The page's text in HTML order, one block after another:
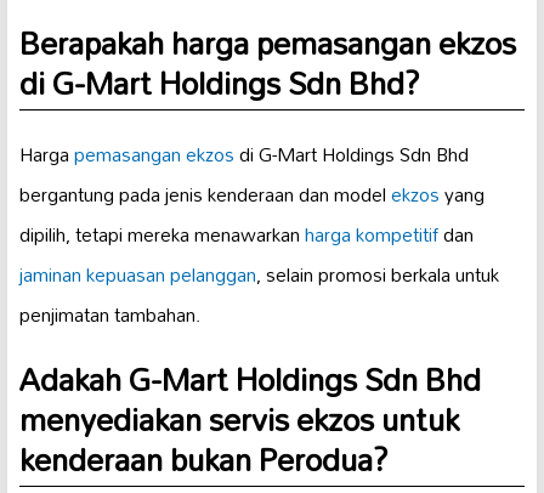
Berapakah harga pemasangan ekzos
di G-Mart Holdings Sdn Bhd?
Hargapemasangan ekzosdi G-Mart Holdings Sdn Bhd
bergantung pada jenis kenderaan dan modelekzosyang
dipilih, tetapi mereka menawarkanharga kompetitifdan
jaminan kepuasan pelanggan, selain promosi berkala untuk
penjimatan tambahan.
Adakah G-Mart Holdings Sdn Bhd
menyediakan servis ekzos untuk
kenderaan bukan Perodua?